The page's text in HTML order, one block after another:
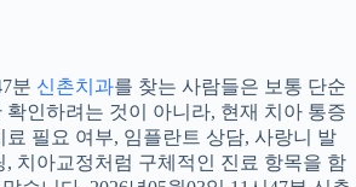
분 신촌치과를 찾는 사람들은 보통 단순
인하려는 것이 아니라, 현재 치아 통증
료 필요 여부, 임플란트 상담, 사랑니 발
, 치아교정처럼 구체적인 진료 항목을 함